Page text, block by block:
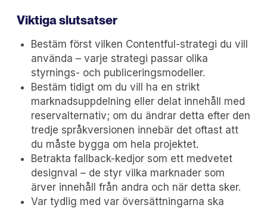
Viktiga slutsatser
Bestäm först vilken Contentful-strategi du vill
använda – varje strategi passar olika
styrnings- och publiceringsmodeller.
Bestäm tidigt om du vill ha en strikt
marknadsuppdelning eller delat innehåll med
reservalternativ; om du ändrar detta efter den
tredje språkversionen innebär det oftast att
du måste bygga om hela projektet.
Betrakta fallback-kedjor som ett medvetet
designval – de styr vilka marknader som
ärver innehåll från andra och när detta sker.
Var tydlig med var översättningarna ska